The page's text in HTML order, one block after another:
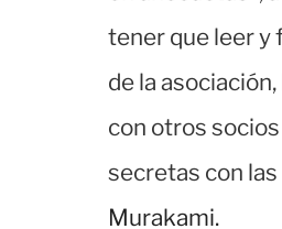
tener que leer y
de la
con otros
secretas con
Murakami.